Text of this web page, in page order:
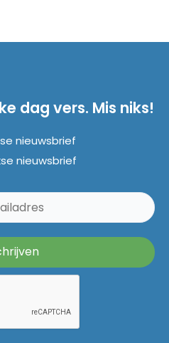
dag vers. Mis niks!
nieuwsbrief
nieuwsbrief